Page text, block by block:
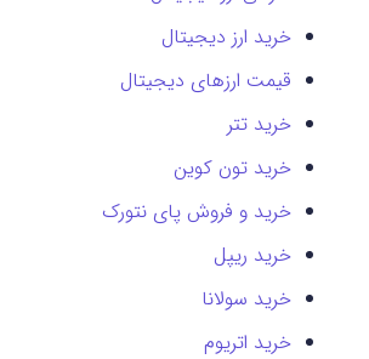
خرید ارز دیجیتال
قیمت ارزهای دیجیتال
خرید تتر
خرید تون کوین
خرید و فروش پای نتورک
خرید ریپل
خرید سولانا
خرید اتریوم